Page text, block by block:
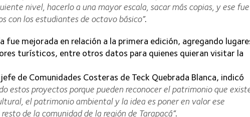
nivel, hacerlo a una mayor escala, sacar más copias, y ese fue
con los estudiantes de octavo básico”.
fue mejorada en relación a la primera edición, agregando
turísticos, entre otros datos para quienes quieran visitar la
de Comunidades Costeras de Teck Quebrada Blanca, indicó
estos proyectos porque pueden reconocer el patrimonio que
el patrimonio ambiental y la idea es poner en valor ese
de la comunidad de la región de Tarapacá”.